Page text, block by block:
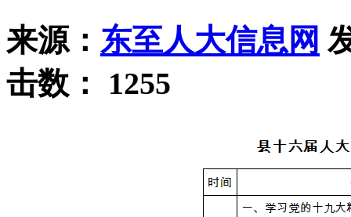
来源： 东至人大信息网
击数： 1255